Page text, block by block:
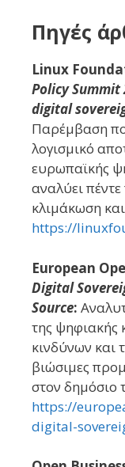
Πηγές
Linux
Policy Summit
digital
Παρέμβαση
λογισμικό
ευρωπαϊκής
αναλύει
κλιμάκωση
https://
European
Digital
Source:
της ψηφιακής
κινδύνων και
βιώσιμες
στον δημόσιο
https://
digital-